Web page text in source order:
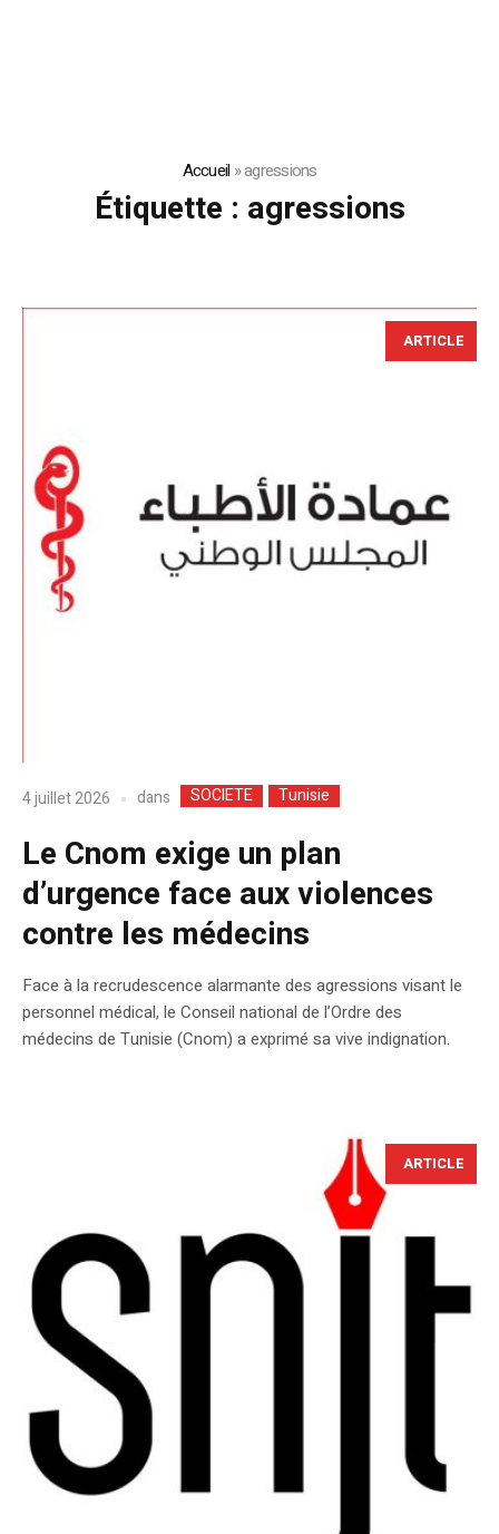
Accueil »agressions
Étiquette : agressions
ARTICLE
4 juillet 2026 dans SOCIETE Tunisie
Le Cnom exige un plan
d’urgence face aux violences
contre les médecins
Face à la recrudescence alarmante des agressions visant le
personnel médical, le Conseil national de l’Ordre des
médecins de Tunisie (Cnom) a exprimé sa vive indignation.
ARTICLE